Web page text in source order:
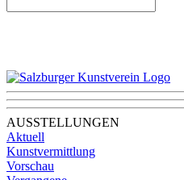
AUSSTELLUNGEN
Aktuell
Kunstvermittlung
Vorschau